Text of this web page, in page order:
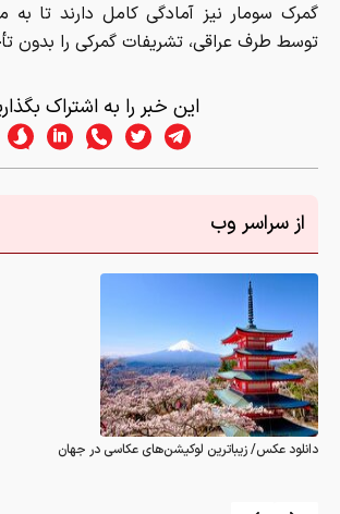
گمرک سومار نیز آمادگی کامل دارند تا
توسط طرف عراقی، تشریفات گمرکی را بدون
این خبر را به اشتراک
از سراسر وب
دانلود عکس/ زیباترین لوکیشن‌های عکاسی در جهان